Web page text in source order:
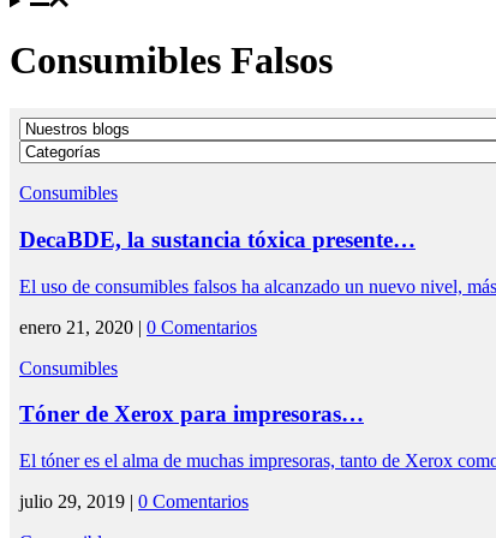
Consumibles Falsos
Consumibles
DecaBDE, la sustancia tóxica presente…
El uso de consumibles falsos ha alcanzado un nuevo nivel,
enero 21, 2020 | 0 Comentarios
Consumibles
Tóner de Xerox para impresoras…
El tóner es el alma de muchas impresoras, tanto de Xerox
julio 29, 2019 | 0 Comentarios